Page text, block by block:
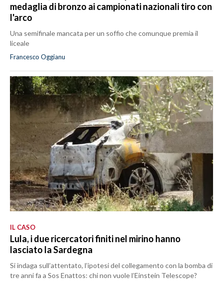
medaglia di bronzo ai campionati nazionali tiro con
l'arco
Una semifinale mancata per un soffio che comunque premia il
liceale
Francesco Oggianu
IL CASO
Lula, i due ricercatori finiti nel mirino hanno
lasciato la Sardegna
Si indaga sull’attentato, l’ipotesi del collegamento con la bomba di
tre anni fa a Sos Enattos: chi non vuole l’Einstein Telescope?